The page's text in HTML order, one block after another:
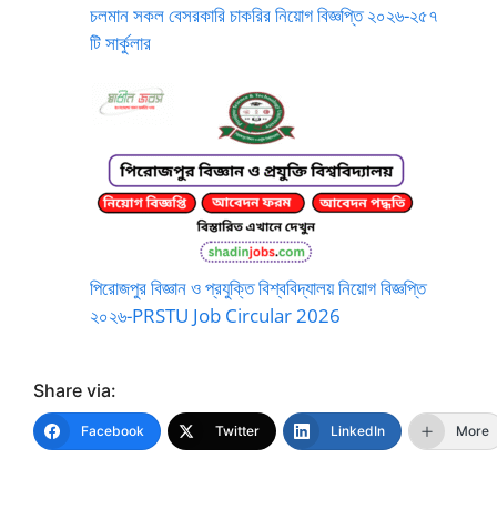
চলমান সকল বেসরকারি চাকরির নিয়োগ বিজ্ঞপ্তি ২০২৬-২৫৭
টি সার্কুলার
পিরোজপুর বিজ্ঞান ও প্রযুক্তি বিশ্ববিদ্যালয় নিয়োগ বিজ্ঞপ্তি
২০২৬-PRSTU Job Circular 2026
Share via:
Facebook Twitter LinkedIn More